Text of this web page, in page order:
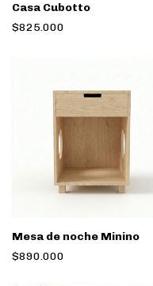
Casa Cubotto
$825.000
Mesa de noche Minino
$890.000